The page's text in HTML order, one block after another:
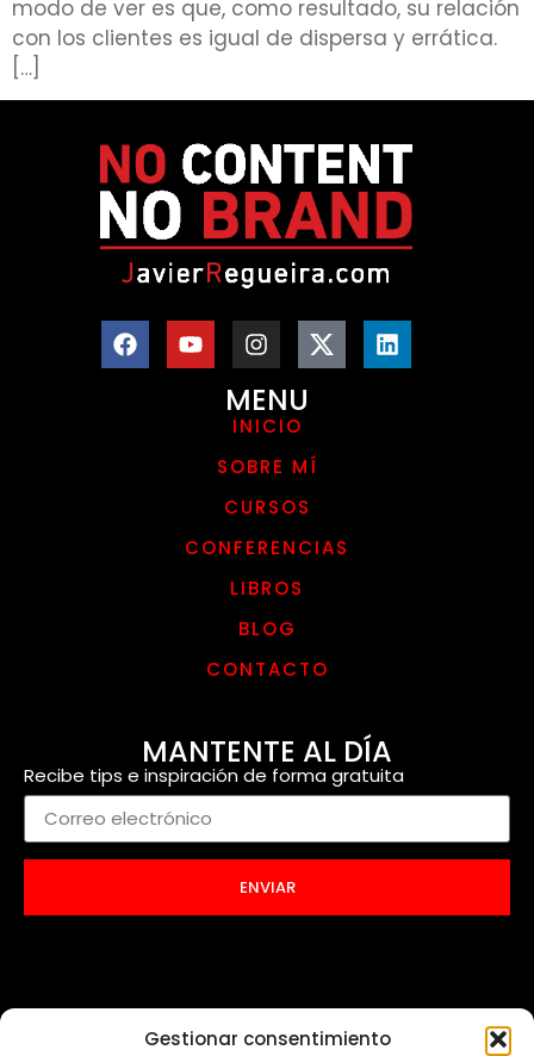
Gestionar consentimiento
modo de ver es que, como resultado, su relación
con los clientes es igual de dispersa y errática.
[…]
MENU
INICIO
SOBRE MÍ
CURSOS
CONFERENCIAS
LIBROS
BLOG
CONTACTO
MANTENTE AL DÍA
Recibe tips e inspiración de forma gratuita
ENVIAR